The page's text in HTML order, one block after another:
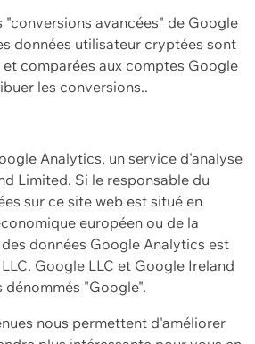
"conversions avancées" de Google
données utilisateur cryptées sont
comparées aux comptes Google
les conversions..
Analytics, un service d'analyse
Limited. Si le responsable du
sur ce site web est situé en
européen ou de la
données Google Analytics est
Google LLC et Google Ireland
"Google".
nous permettent d'améliorer